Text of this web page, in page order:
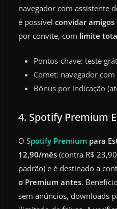
navegador com assistente
é possível convidar
por convite, com limite
Pontos-chave: teste
Comet: navegador
Bônus por indicação
4. Spotify Premium
O Spotify Premium para
12,90/mês (contra R$
padrão) e é destinado a
o Premium antes.
sem anúncios, downloads